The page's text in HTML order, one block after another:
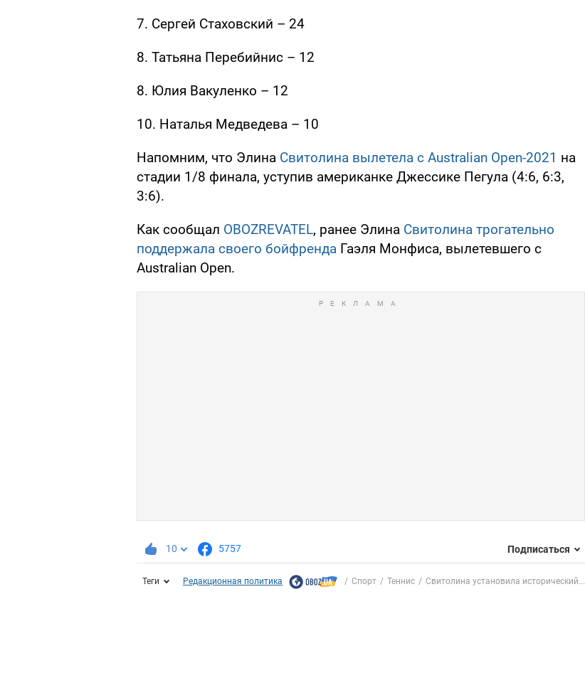
7. Сергей Стаховский – 24
8. Татьяна Перебийнис – 12
8. Юлия Вакуленко – 12
10. Наталья Медведева – 10
Напомним, что Элина Свитолина вылетела с Australian Open-2021 на
стадии 1/8 финала, уступив американке Джессике Пегула (4:6, 6:3,
3:6).
Как сообщал OBOZREVATEL, ранее Элина Свитолина трогательно
поддержала своего бойфренда Гаэля Монфиса, вылетевшего с
Australian Open.
10 5757 Подписаться
Теги Редакционная политика Спорт Теннис Свитолина установила исторический...